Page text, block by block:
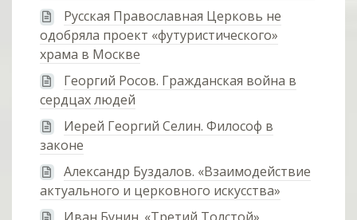
Русская Православная Церковь не
одобряла проект «футуристического»
храма в Москве
Георгий Росов. Гражданская война в
сердцах людей
Иерей Георгий Селин. Философ в
законе
Александр Буздалов. «Взаимодействие
актуального и церковного искусства»
Иван Бунин. «Третий Толстой»